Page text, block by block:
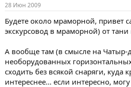
28 Июн 2009
Будете около мраморной, привет
экскурсовод в мраморной) от тани
А вообще там (в смысле на Чатыр-
необорудованных
сходить без всякой снаряги, куда
интереснее... если интересно,